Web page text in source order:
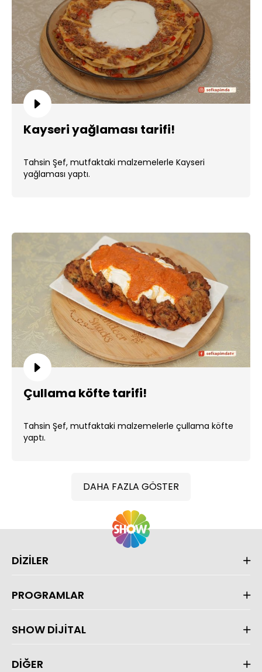
Kayseri yağlaması tarifi!
Tahsin Şef, mutfaktaki malzemelerle Kayseri
yağlaması yaptı.
Çullama köfte tarifi!
Tahsin Şef, mutfaktaki malzemelerle çullama köfte
yaptı.
DAHA FAZLA GÖSTER
DİZİLER
PROGRAMLAR
SHOW DİJİTAL
DİĞER